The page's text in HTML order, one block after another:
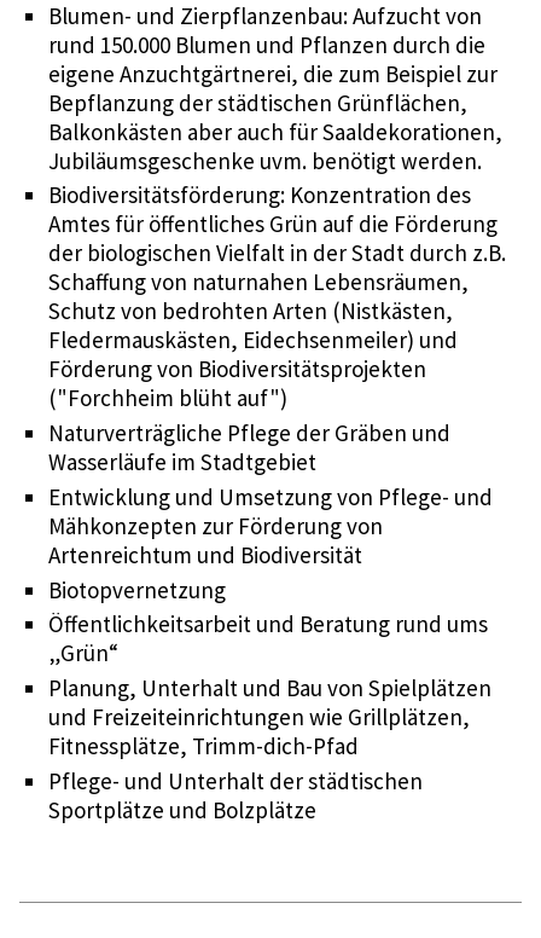
Blumen- und Zierpflanzenbau: Aufzucht von
rund 150.000 Blumen und Pflanzen durch die
eigene Anzuchtgärtnerei, die zum Beispiel zur
Bepflanzung der städtischen Grünflächen,
Balkonkästen aber auch für Saaldekorationen,
Jubiläumsgeschenke uvm. benötigt werden.
Biodiversitätsförderung: Konzentration des
Amtes für öffentliches Grün auf die Förderung
der biologischen Vielfalt in der Stadt durch z.B.
Schaffung von naturnahen Lebensräumen,
Schutz von bedrohten Arten (Nistkästen,
Fledermauskästen, Eidechsenmeiler) und
Förderung von Biodiversitätsprojekten
("Forchheim blüht auf")
Naturverträgliche Pflege der Gräben und
Wasserläufe im Stadtgebiet
Entwicklung und Umsetzung von Pflege- und
Mähkonzepten zur Förderung von
Artenreichtum und Biodiversität
Biotopvernetzung
Öffentlichkeitsarbeit und Beratung rund ums
„Grün“
Planung, Unterhalt und Bau von Spielplätzen
und Freizeiteinrichtungen wie Grillplätzen,
Fitnessplätze, Trimm-dich-Pfad
Pflege- und Unterhalt der städtischen
Sportplätze und Bolzplätze